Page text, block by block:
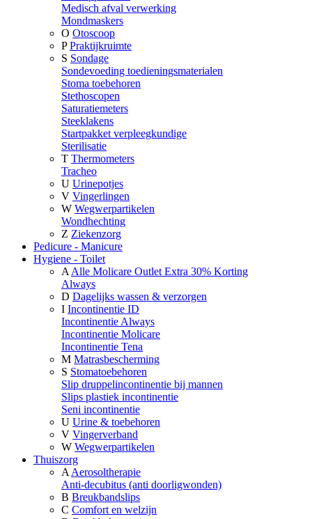
Medisch afval verwerking
Mondmaskers
O Otoscoop
P Praktijkruimte
S Sondage
Sondevoeding toedieningsmaterialen
Stoma toebehoren
Stethoscopen
Saturatiemeters
Steeklakens
Startpakket verpleegkundige
Sterilisatie
T Thermometers
Tracheo
U Urinepotjes
V Vingerlingen
W Wegwerpartikelen
Wondhechting
Z Ziekenzorg
Pedicure - Manicure
Hygiene - Toilet
A Alle Molicare Outlet Extra 30% Korting
Always
D Dagelijks wassen & verzorgen
I Incontinentie ID
Incontinentie Always
Incontinentie Molicare
Incontinentie Tena
M Matrasbescherming
S Stomatoebehoren
Slip druppelincontinentie bij mannen
Slips plastiek incontinentie
Seni incontinentie
U Urine & toebehoren
V Vingerverband
W Wegwerpartikelen
Thuiszorg
A Aerosoltherapie
Anti-decubitus (anti doorligwonden)
B Breukbandslips
C Comfort en welzijn